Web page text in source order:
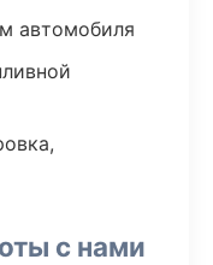
автомобиля
с нами